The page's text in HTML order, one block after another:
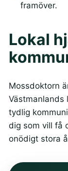
framöver.
Lokal
Mossdoktorn
Västmanlands
tydlig
dig som vill få
onödigt stora